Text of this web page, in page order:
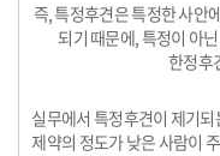
즉, 특정후견은 특정한 사안
되기 때문에, 특정이 아
한정후
실무에서 특정후견이 제기
제약의 정도가 낮은 사람이